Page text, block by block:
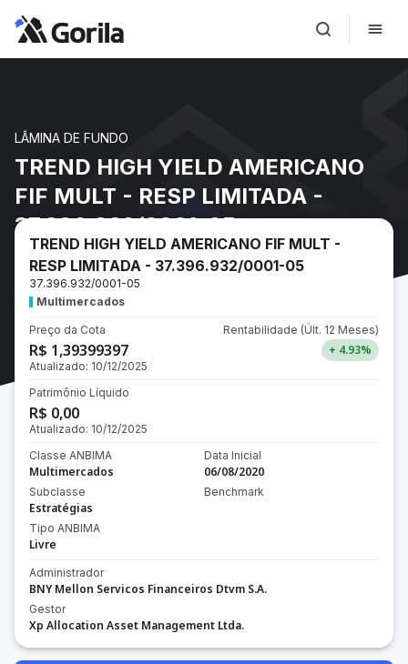
LÂMINA DE FUNDO
TREND HIGH YIELD AMERICANO
FIF MULT - RESP LIMITADA -
37.396.932/0001-05
TREND HIGH YIELD AMERICANO FIF MULT -
RESP LIMITADA - 37.396.932/0001-05
37.396.932/0001-05
Multimercados
Preço da Cota
R$ 1,39399397
Atualizado: 10/12/2025
Rentabilidade (Últ. 12 Meses)
+ 4.93%
Patrimônio Líquido
R$ 0,00
Atualizado: 10/12/2025
Classe ANBIMA
Multimercados
Subclasse
Estratégias
Tipo ANBIMA
Livre
Data Inicial
06/08/2020
Benchmark
Administrador
BNY Mellon Servicos Financeiros Dtvm S.A.
Gestor
Xp Allocation Asset Management Ltda.